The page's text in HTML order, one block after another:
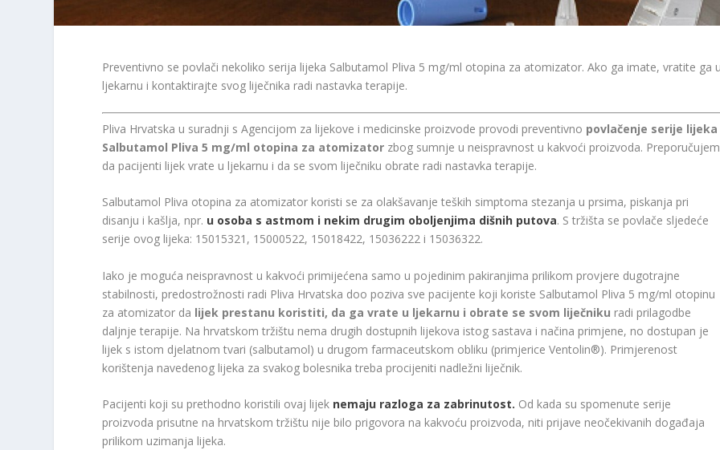
Preventivno se povlači nekoliko serija lijeka Salbutamol Pliva 5 mg/ml otopina za atomizator. Ako ga imate, vratite ga
ljekarnu i kontaktirajte svog liječnika radi nastavka terapije.
Pliva Hrvatska u suradnji s Agencijom za lijekove i medicinske proizvode provodi preventivno povlačenje serije lijeka
Salbutamol Pliva 5 mg/ml otopina za atomizator zbog sumnje u neispravnost u kakvoći proizvoda. Preporučujem
da pacijenti lijek vrate u ljekarnu i da se svom liječniku obrate radi nastavka terapije.
Salbutamol Pliva otopina za atomizator koristi se za olakšavanje teških simptoma stezanja u prsima, piskanja pri
disanju i kašlja, npr. u osoba s astmom i nekim drugim oboljenjima dišnih putova. S tržišta se povlače sljedeće
serije ovog lijeka: 15015321, 15000522, 15018422, 15036222 i 15036322.
Iako je moguća neispravnost u kakvoći primijećena samo u pojedinim pakiranjima prilikom provjere dugotrajne
stabilnosti, predostrožnosti radi Pliva Hrvatska doo poziva sve pacijente koji koriste Salbutamol Pliva 5 mg/ml otopinu
za atomizator da lijek prestanu koristiti, da ga vrate u ljekarnu i obrate se svom liječniku radi prilagodbe
daljnje terapije. Na hrvatskom tržištu nema drugih dostupnih lijekova istog sastava i načina primjene, no dostupan je
lijek s istom djelatnom tvari (salbutamol) u drugom farmaceutskom obliku (primjerice Ventolin®). Primjerenost
korištenja navedenog lijeka za svakog bolesnika treba procijeniti nadležni liječnik.
Pacijenti koji su prethodno koristili ovaj lijek nemaju razloga za zabrinutost. Od kada su spomenute serije
proizvoda prisutne na hrvatskom tržištu nije bilo prigovora na kakvoću proizvoda, niti prijave neočekivanih događaja
prilikom uzimanja lijeka.